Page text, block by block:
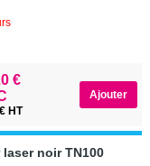
€
HT
laser noir TN100